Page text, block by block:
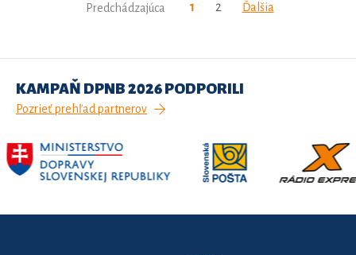
Predchádzajúca 1 2 Ďalšia
KAMPAŇ DPNB 2026 PODPORILI
Pozrieť prehľad partnerov